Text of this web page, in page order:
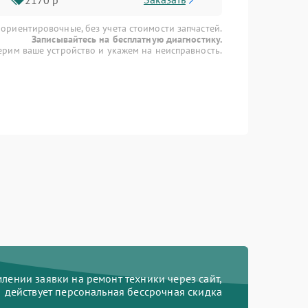
без учета стоимости запчастей.
Записывайтесь на бесплатную диагностику.
ваше устройство и укажем на неисправность.
заявки на ремонт техники через сайт,
действует персональная бессрочная скидка